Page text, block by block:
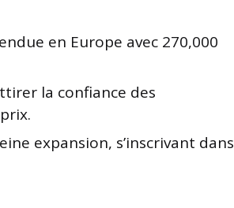
en Europe avec 270,000
la confiance des
expansion, s’inscrivant dans